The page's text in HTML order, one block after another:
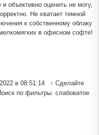
объективно оценить не могу,
Не хватает темной
к собственному облаку
в офисном софте!
в 08:51:14 # Сделайте
по фильтры. слабоватое